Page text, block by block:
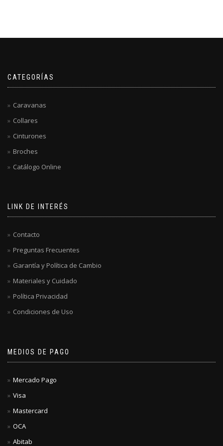
CATEGORÍAS
Caravanas
Collares
Cinturones
Broches
Catálogo Online
LINK DE INTERÉS
Contacto
Preguntas Frecuentes
Garantía y Política de Cambio
Materiales y Cuidado
Política Privacidad
Condiciones de Uso
MEDIOS DE PAGO
Mercado Pago
Visa
Mastercard
OCA
Abitab